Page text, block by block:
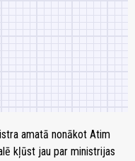
amatā nonākot Atim
kļūst jau par ministrijas